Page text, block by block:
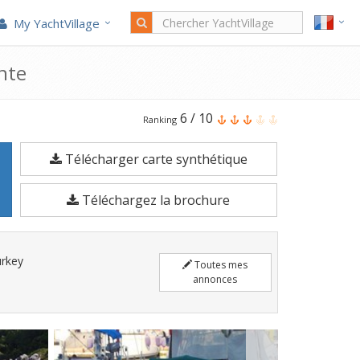
My YachtVillage
Le
Sea
Ray
Seville
est
un
Bateau
moteur
6,15
Ranking 6 / 10
Télécharger carte synthétique
Téléchargez la brochure
Toutes mes
annonces